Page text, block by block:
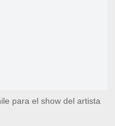
para el show del artista